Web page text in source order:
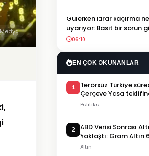
Gülerken idrar kaçırma
uyarıyor: Basit bir sorun
06:10
EN ÇOK OKUNANLAR
1
Terörsüz Türkiye
Çerçeve Yasa
görüşülmeye başlandı
Politika
2
ABD Verisi Sonrası
Yaklaştı: Gram Altın
Altin